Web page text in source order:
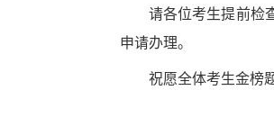
请各位考生提前检
申请办理。
祝愿全体考生金榜